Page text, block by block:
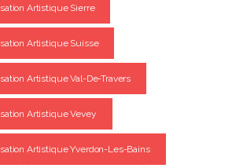
Artistique Sierre
Artistique Suisse
Artistique Val-De-Travers
Artistique Vevey
Artistique Yverdon-Les-Bains